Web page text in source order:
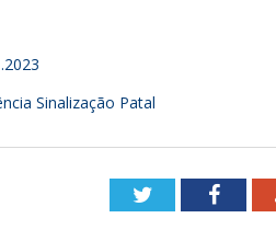
Sinalização Patal
Twitter